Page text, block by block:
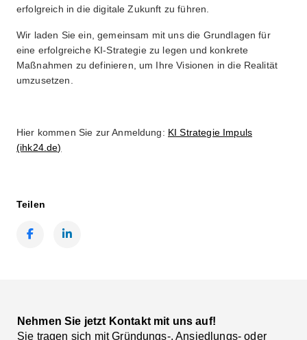
erfolgreich in die digitale Zukunft zu führen.
Wir laden Sie ein, gemeinsam mit uns die Grundlagen für
eine erfolgreiche KI-Strategie zu legen und konkrete
Maßnahmen zu definieren, um Ihre Visionen in die Realität
umzusetzen.
Hier kommen Sie zur Anmeldung: KI Strategie Impuls
(ihk24.de)
Teilen
Nehmen Sie jetzt Kontakt mit uns auf!
Sie tragen sich mit Gründungs-, Ansiedlungs- oder